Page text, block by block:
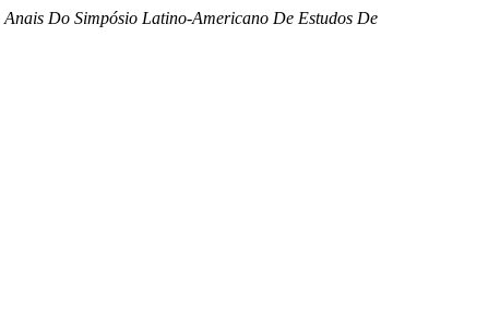
Anais Do Simpósio Latino-Americano De Estudos De